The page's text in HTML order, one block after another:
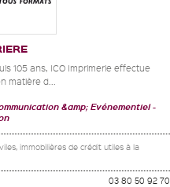
105 ans, ICO Imprimerie effectue
matière d...
&amp; Evénementiel
immobilières de crédit utiles à la
03 80 50 92 70